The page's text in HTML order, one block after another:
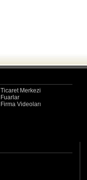
Ticaret Merkezi
Fuarlar
Firma Videoları